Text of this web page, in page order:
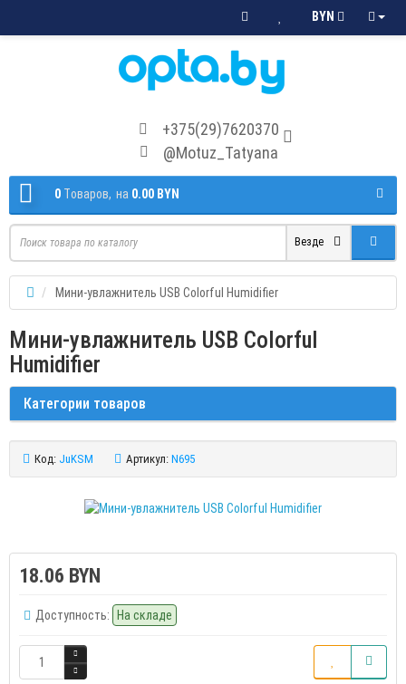
BYN
+375(29)7620370
@Motuz_Tatyana
0 Tоваров, на 0.00 BYN
Везде
Мини-увлажнитель USB Colorful Humidifier
Мини-увлажнитель USB Colorful
Humidifier
Категории товаров
Код: JuKSM Артикул: N695
18.06 BYN
Доступность: На складе